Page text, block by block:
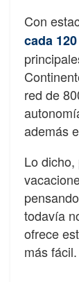
Con
cada
red de
además
Lo
todavía
ofrece
más fácil.